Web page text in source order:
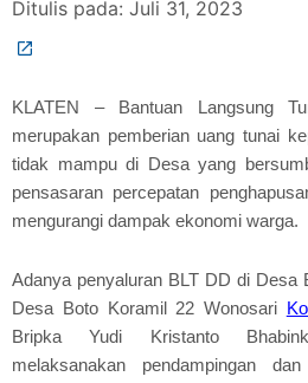
Ditulis pada: Juli 31, 2023
KLATEN – Bantuan Langsung
merupakan pemberian uang tunai
tidak mampu di Desa yang
pensasaran percepatan
mengurangi dampak ekonomi warga.
Adanya penyaluran BLT DD di Desa
Desa Boto Koramil 22 Wonosari
Bripka Yudi Kristanto
melaksanakan pendampingan